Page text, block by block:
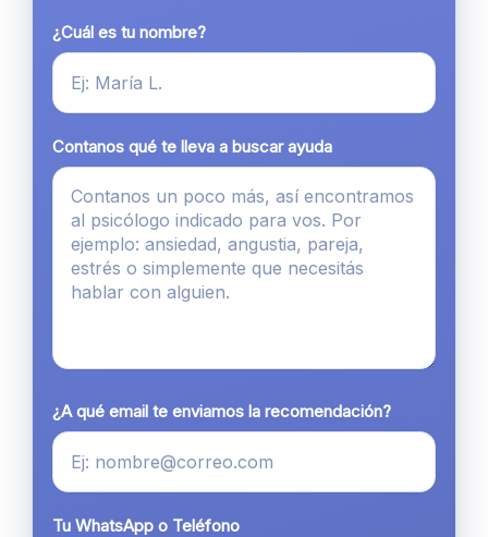
¿Cuál es tu nombre?
Contanos qué te lleva a buscar ayuda
¿A qué email te enviamos la recomendación?
Tu WhatsApp o Teléfono